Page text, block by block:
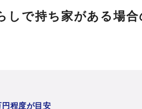
しで持ち家がある場合
程度が目安